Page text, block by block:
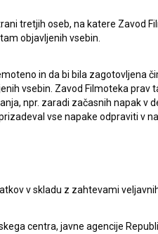
Baze slovenskih filmov.
tretjih oseb, na katere Zavod
objavljenih vsebin.
in da bi bila zagotovljena
vsebin. Zavod Filmoteka prav
npr. zaradi začasnih napak v
vse napake odpraviti v
v skladu z zahtevami
centra, javne agencije